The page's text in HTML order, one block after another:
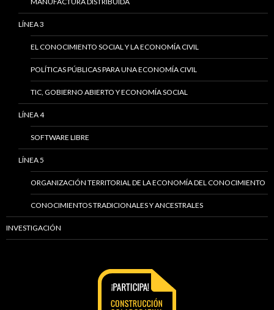
LÍNEA 3
EL CONOCIMIENTO SOCIAL Y LA ECONOMÍA CIVIL
POLÍTICAS PÚBLICAS PARA UNA ECONOMÍA CIVIL
TIC, GOBIERNO ABIERTO Y ECONOMÍA SOCIAL
LÍNEA 4
SOFTWARE LIBRE
LÍNEA 5
ORGANIZACIÓN TERRITORIAL DE LA ECONOMÍA DEL CONOCIMIENTO
CONOCIMIENTOS TRADICIONALES Y ANCESTRALES
INVESTIGACIÓN